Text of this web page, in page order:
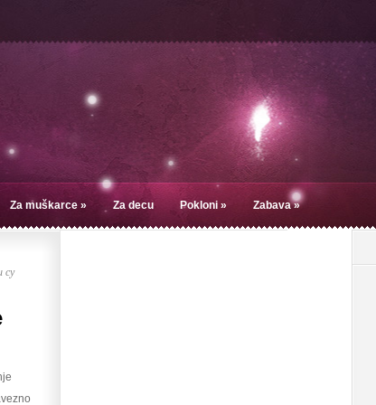
Za muškarce » Za decu Pokloni » Zabava»
су